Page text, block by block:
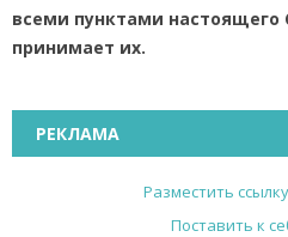
всеми пунктами настоящего
принимает их.
РЕКЛАМА
Разместить
Поставить к